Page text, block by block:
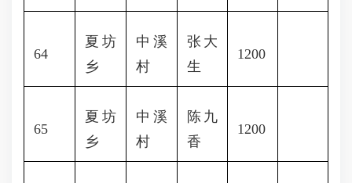
64
夏坊
乡
中溪
村
张大
生
1200
65
夏坊
乡
中溪
村
陈九
香
1200